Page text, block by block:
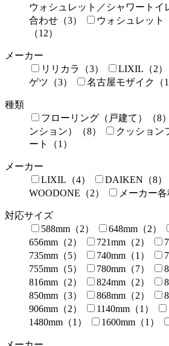
ウォシュレット／シャワートイ
合わせ（3）
ウォシュレット
（12）
メーカー
リリカラ（3）
LIXIL（2）
ゲツ（3）
名古屋モザイク（1
種類
フローリング（戸建て）（8）
ンション）（8）
クッション
ート（1）
メーカー
LIXIL（4）
DAIKEN（8）
WOODONE（2）
メーカー各
対応サイズ
588mm（2）
648mm（2）
656mm（2）
721mm（2）
735mm（5）
740mm（1）
755mm（5）
780mm（7）
816mm（2）
824mm（2）
850mm（3）
868mm（2）
906mm（2）
1140mm（1）
1480mm（1）
1600mm（1）